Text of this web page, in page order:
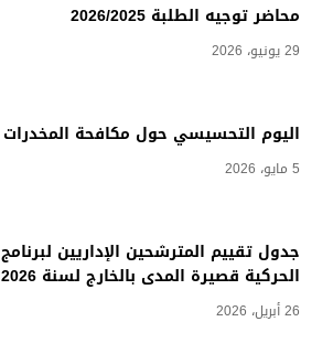
محاضر توجيه الطلبة 2026/2025
29 يونيو، 2026
اليوم التحسيسي حول مكافحة المخدرات
5 مايو، 2026
جدول تقييم المترشحين الإداريين لبرنامج
الحركية قصيرة المدى بالخارج لسنة 2026
26 أبريل، 2026